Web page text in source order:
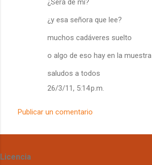
¿Será de mí?
¿y esa señora que lee?
muchos cadáveres suelto
o algo de eso hay en la muestra
saludos a todos
26/3/11, 5:14 p.m.
Publicar un comentario
Licencia